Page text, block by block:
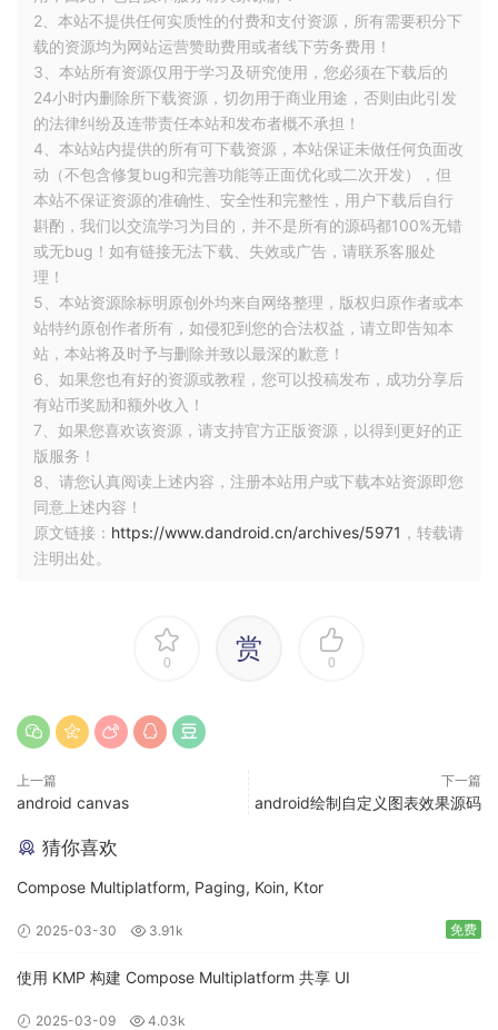
2、本站不提供任何实质性的付费和支付资源，所有需要积分下
载的资源均为网站运营赞助费用或者线下劳务费用！
3、本站所有资源仅用于学习及研究使用，您必须在下载后的
24小时内删除所下载资源，切勿用于商业用途，否则由此引发
的法律纠纷及连带责任本站和发布者概不承担！
4、本站站内提供的所有可下载资源，本站保证未做任何负面改
动（不包含修复bug和完善功能等正面优化或二次开发），但
本站不保证资源的准确性、安全性和完整性，用户下载后自行
斟酌，我们以交流学习为目的，并不是所有的源码都100%无错
或无bug！如有链接无法下载、失效或广告，请联系客服处
理！
5、本站资源除标明原创外均来自网络整理，版权归原作者或本
站特约原创作者所有，如侵犯到您的合法权益，请立即告知本
站，本站将及时予与删除并致以最深的歉意！
6、如果您也有好的资源或教程，您可以投稿发布，成功分享后
有站币奖励和额外收入！
7、如果您喜欢该资源，请支持官方正版资源，以得到更好的正
版服务！
8、请您认真阅读上述内容，注册本站用户或下载本站资源即您
同意上述内容！
原文链接： https://www.dandroid.cn/archives/5971 ，转载请
注明出处。
0 赏 0
上一篇
android canvas
下一篇
android绘制自定义图表效果源码
猜你喜欢
Compose Multiplatform, Paging, Koin, Ktor
2025-03-30 3.91k 免费
使用 KMP 构建 Compose Multiplatform 共享 UI
2025-03-09 4.03k